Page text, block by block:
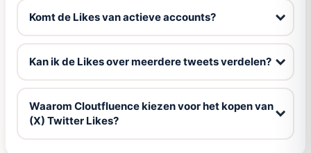
Komt de Likes van actieve accounts?
Kan ik de Likes over meerdere tweets verdelen?
Waarom Cloutfluence kiezen voor het kopen van
(X) Twitter Likes?